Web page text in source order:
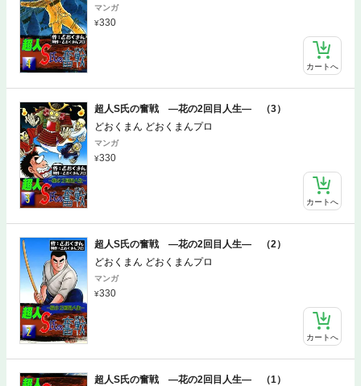
マンガ
330
カートへ
超人S氏の奮戦 ―花の2回目人生― （3）
どおくまん どおくまんプロ
マンガ
330
カートへ
超人S氏の奮戦 ―花の2回目人生― （2）
どおくまん どおくまんプロ
マンガ
330
カートへ
超人S氏の奮戦 ―花の2回目人生― （1）